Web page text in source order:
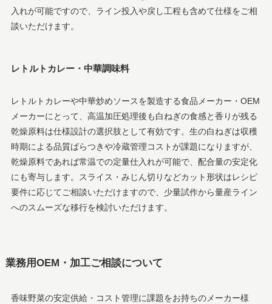
入れが可能ですので、ライン投入や戻し工程も含めて仕様をご相
談いただけます。
レトルトカレー・中華調味料
レトルトカレーや中華炒めソースを製造する食品メーカー・OEM
メーカーにとって、高温加圧処理後も白ねぎの食感と香りが残る
乾燥原料は仕様設計の選択肢として有効です。生の白ねぎは収穫
時期による品質ばらつきや冷蔵管理コストが課題になりますが、
乾燥原料であれば常温での定量仕入れが可能で、配合量の安定化
にも寄与します。スライス・みじん切りなどカット形状はレシピ
要件に応じてご相談いただけますので、少量試作から量産ライン
へのスムーズな移行を検討いただけます。
業務用OEM・加工ご相談について
香味野菜の安定供給・コスト管理に課題をお持ちのメーカー様